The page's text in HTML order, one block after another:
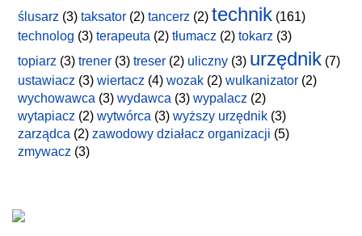
ślusarz (3) taksator (2) tancerz (2) technik (161)
technolog (3) terapeuta (2) tłumacz (2) tokarz (3)
topiarz (3) trener (3) treser (2) uliczny (3) urzędnik (7)
ustawiacz (3) wiertacz (4) wozak (2) wulkanizator (2)
wychowawca (3) wydawca (3) wypalacz (2)
wytapiacz (2) wytwórca (3) wyższy urzędnik (3)
zarządca (2) zawodowy działacz organizacji (5)
zmywacz (3)